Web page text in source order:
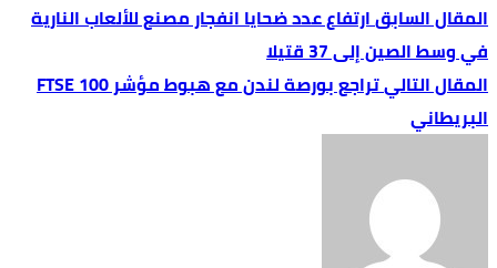
ارتفاع عدد ضحايا انفجار مصنع للألعاب النارية
في وسط الصين إلى 37 قتيلا
تراجع بورصة لندن مع هبوط مؤشر FTSE 100
البريطاني